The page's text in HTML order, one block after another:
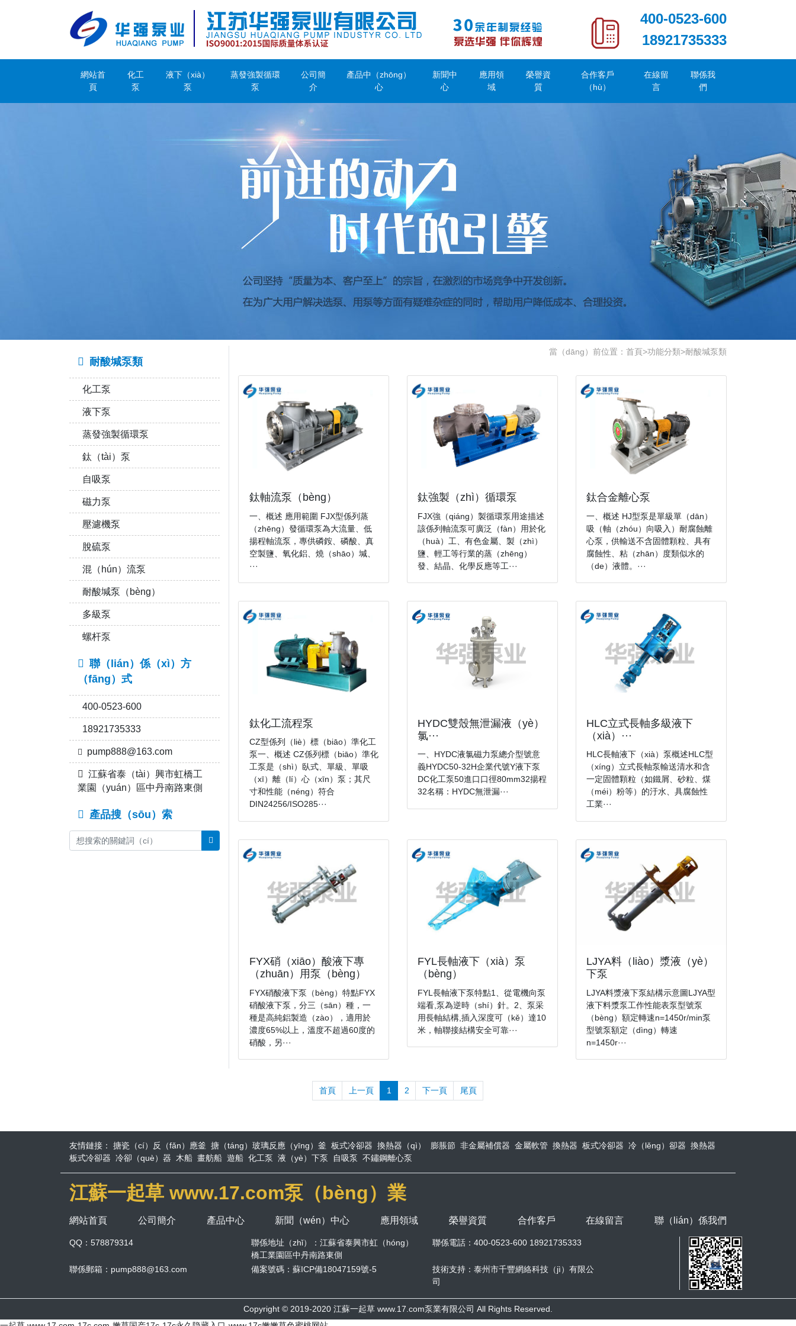
400-0523-600
18921735333
網站首
頁
化工
泵
液下（xià）
泵
蒸發強製循環
泵
公司簡
介
產品中（zhōng）
心
新聞中
心
應用領
域
榮譽資
質
合作客戶
（hù）
在線留
言
聯係我
們
耐酸堿泵類
化工泵
液下泵
蒸發強製循環泵
鈦（tài）泵
自吸泵
磁力泵
壓濾機泵
脫硫泵
混（hún）流泵
耐酸堿泵（bèng）
多級泵
螺杆泵
聯（lián）係（xì）方
（fāng）式
400-0523-600
18921735333
pump888@163.com
江蘇省泰（tài）興市虹橋工
業園（yuán）區中丹南路東側
產品搜（sōu）索
當（dāng）前位置： 首頁>功能分類>耐酸堿泵類
鈦軸流泵（bèng）
一、概述 應用範圍 FJX型係列蒸
（zhēng）發循環泵為大流量、低
揚程軸流泵，專供磷銨、磷酸、真
空製鹽、氧化鋁、燒（shāo）堿、
···
鈦強製（zhì）循環泵
FJX強（qiáng）製循環泵用途描述
該係列軸流泵可廣泛（fàn）用於化
（huà）工、有色金屬、製（zhì）
鹽、輕工等行業的蒸（zhēng）
發、結晶、化學反應等工···
鈦合金離心泵
一、概述 HJ型泵是單級單（dān）
吸（軸（zhóu）向吸入）耐腐蝕離
心泵，供輸送不含固體顆粒、具有
腐蝕性、粘（zhān）度類似水的
（de）液體。···
鈦化工流程泵
CZ型係列（liè）標（biāo）準化工
泵一、概述 CZ係列標（biāo）準化
工泵是（shì）臥式、單級、單吸
（xī）離（lí）心（xīn）泵；其尺
寸和性能（néng）符合
DIN24256/ISO285···
HYDC雙殼無泄漏液（yè）
氯···
一、HYDC液氯磁力泵總介型號意
義HYDC50-32H企業代號Y液下泵
DC化工泵50進口口徑80mm32揚程
32名稱：HYDC無泄漏···
HLC立式長軸多級液下
（xià）···
HLC長軸液下（xià）泵概述HLC型
（xíng）立式長軸泵輸送清水和含
一定固體顆粒（如鐵屑、砂粒、煤
（méi）粉等）的汙水、具腐蝕性
工業···
FYX硝（xiāo）酸液下專
（zhuān）用泵（bèng）
FYX硝酸液下泵（bèng）特點FYX
硝酸液下泵，分三（sān）種，一
種是高純鋁製造（zào），適用於
濃度65%以上，溫度不超過60度的
硝酸，另···
FYL長軸液下（xià）泵
（bèng）
FYL長軸液下泵特點1、從電機向泵
端看,泵為逆時（shí）針。2、泵采
用長軸結構,插入深度可（kě）達10
米，軸聯接結構安全可靠···
LJYA料（liào）漿液（yè）
下泵
LJYA料漿液下泵結構示意圖LJYA型
液下料漿泵工作性能表泵型號泵
（bèng）額定轉速n=1450r/min泵
型號泵額定（dìng）轉速
n=1450r···
首頁 上一頁 1 2 下一頁 尾頁
友情鏈接： 搪瓷（cí）反（fǎn）應釜 搪（táng）玻璃反應（yīng）釜 板式冷卻器 換熱器（qì） 膨脹節 非金屬補償器 金屬軟管 換熱器 板式冷卻器 冷（lěng）卻器 換熱器
板式冷卻器 冷卻（què）器 木船 畫舫船 遊船 化工泵 液（yè）下泵 自吸泵 不鏽鋼離心泵
江蘇一起草 www.17.com泵（bèng）業
網站首頁 公司簡介 產品中心 新聞（wén）中心 應用領域 榮譽資質 合作客戶 在線留言 聯（lián）係我們
QQ：578879314
聯係地址（zhǐ）：江蘇省泰興市虹（hóng）
橋工業園區中丹南路東側
聯係電話：400-0523-600 18921735333
聯係郵箱：pump888@163.com 備案號碼： 蘇ICP備18047159號-5 技術支持：泰州市千豐網絡科技（jì）有限公
司
Copyright © 2019-2020 江蘇一起草 www.17.com泵業有限公司 All Rights Reserved.